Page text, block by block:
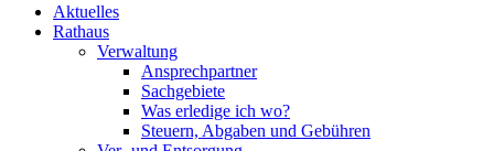
Aktuelles
Rathaus
Verwaltung
Ansprechpartner
Sachgebiete
Was erledige ich wo?
Steuern, Abgaben und Gebühren